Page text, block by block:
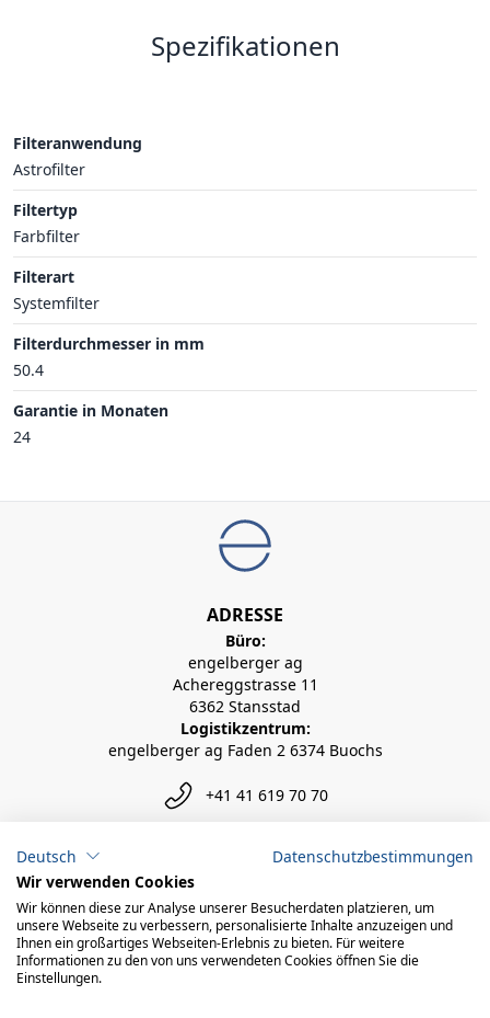
Spezifikationen
Filteranwendung
Astrofilter
Filtertyp
Farbfilter
Filterart
Systemfilter
Filterdurchmesser in mm
50.4
Garantie in Monaten
24
ADRESSE
Büro:
engelberger ag
Achereggstrasse 11
6362 Stansstad
Logistikzentrum:
engelberger ag Faden 2 6374 Buochs
+41 41 619 70 70
info@engelberger.ch
Deutsch
Datenschutzbestimmungen
Wir verwenden Cookies
Wir können diese zur Analyse unserer Besucherdaten platzieren, um
unsere Webseite zu verbessern, personalisierte Inhalte anzuzeigen und
Ihnen ein großartiges Webseiten-Erlebnis zu bieten. Für weitere
Informationen zu den von uns verwendeten Cookies öffnen Sie die
Einstellungen.